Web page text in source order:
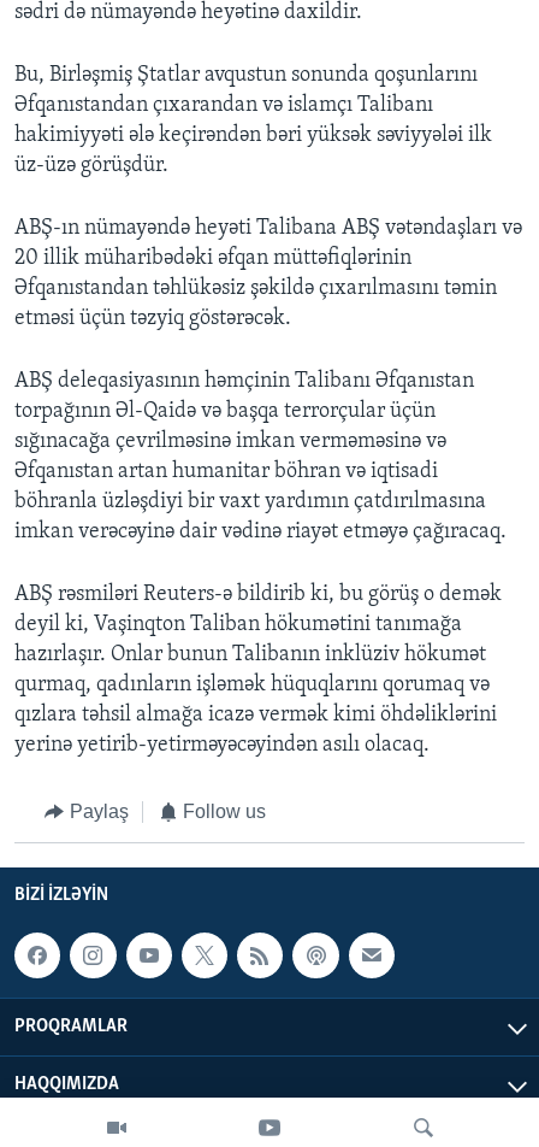
sədri də nümayəndə heyətinə daxildir.
Bu, Birləşmiş Ştatlar avqustun sonunda qoşunlarını
Əfqanıstandan çıxarandan və islamçı Talibanı
hakimiyyəti ələ keçirəndən bəri yüksək səviyyələi ilk
üz-üzə görüşdür.
ABŞ-ın nümayəndə heyəti Talibana ABŞ vətəndaşları və
20 illik müharibədəki əfqan müttəfiqlərinin
Əfqanıstandan təhlükəsiz şəkildə çıxarılmasını təmin
etməsi üçün təzyiq göstərəcək.
ABŞ deleqasiyasının həmçinin Talibanı Əfqanıstan
torpağının Əl-Qaidə və başqa terrorçular üçün
sığınacağa çevrilməsinə imkan verməməsinə və
Əfqanıstan artan humanitar böhran və iqtisadi
böhranla üzləşdiyi bir vaxt yardımın çatdırılmasına
imkan verəcəyinə dair vədinə riayət etməyə çağıracaq.
ABŞ rəsmiləri Reuters-ə bildirib ki, bu görüş o demək
deyil ki, Vaşinqton Taliban hökumətini tanımağa
hazırlaşır. Onlar bunun Talibanın inklüziv hökumət
qurmaq, qadınların işləmək hüquqlarını qorumaq və
qızlara təhsil almağa icazə vermək kimi öhdəliklərini
yerinə yetirib-yetirməyəcəyindən asılı olacaq.
Paylaş Follow us
BIZI IZLƏYIN
PROQRAMLAR
HAQQIMIZDA